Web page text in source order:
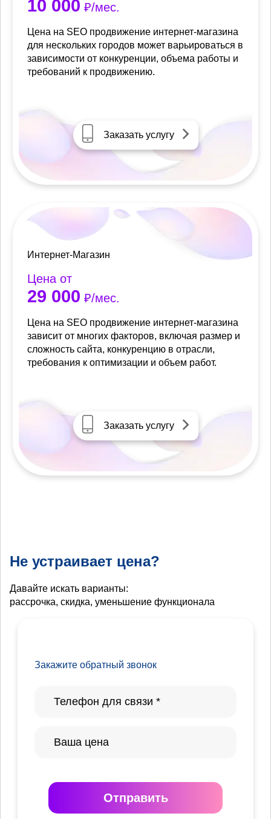
10 000 ₽/мес.
Цена на SEO продвижение интернет-магазина
для нескольких городов может варьироваться в
зависимости от конкуренции, объема работы и
требований к продвижению.
Заказать услугу
Интернет-Магазин
Цена от
29 000 ₽/мес.
Цена на SEO продвижение интернет-магазина
зависит от многих факторов, включая размер и
сложность сайта, конкуренцию в отрасли,
требования к оптимизации и объем работ.
Заказать услугу
Не устраивает цена?
Давайте искать варианты:
рассрочка, скидка, уменьшение функционала
Закажите обратный звонок
Отправить